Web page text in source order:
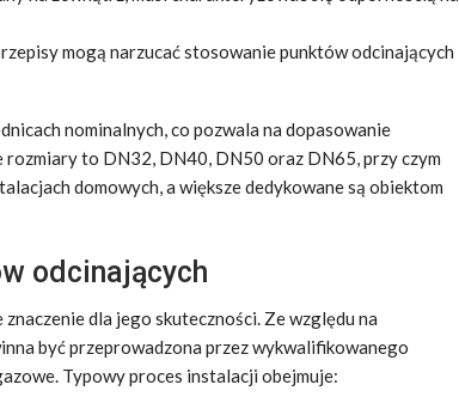
mogą narzucać stosowanie punktów odcinających
nominalnych, co pozwala na dopasowanie
to DN32, DN40, DN50 oraz DN65, przy czym
domowych, a większe dedykowane są obiektom
odcinających
dla jego skuteczności. Ze względu na
być przeprowadzona przez wykwalifikowanego
Typowy proces instalacji obejmuje: